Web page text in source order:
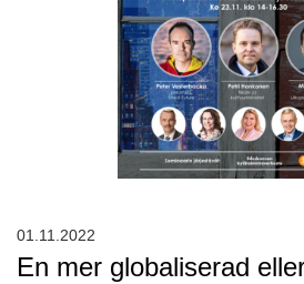
En mer globaliserad
01.11.2022